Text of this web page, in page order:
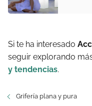
Si te ha interesado
seguir explorando
y tendencias.
Grifería plana y pura